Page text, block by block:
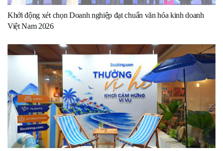
Khởi động xét chọn Doanh nghiệp đạt chuẩn văn hóa kinh doanh
Việt Nam 2026